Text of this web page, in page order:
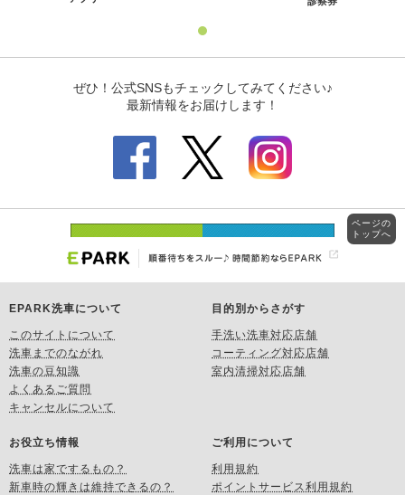
EPARK洗車について
このサイトについて
洗車までのながれ
洗車の豆知識
よくあるご質問
キャンセルについて
目的別からさがす
手洗い洗車対応店舗
コーティング対応店舗
室内清掃対応店舗
お役立ち情報
洗車は家でするもの？
新車時の輝きは維持できるの？
ご利用について
利用規約
ポイントサービス利用規約
ページの
トップへ